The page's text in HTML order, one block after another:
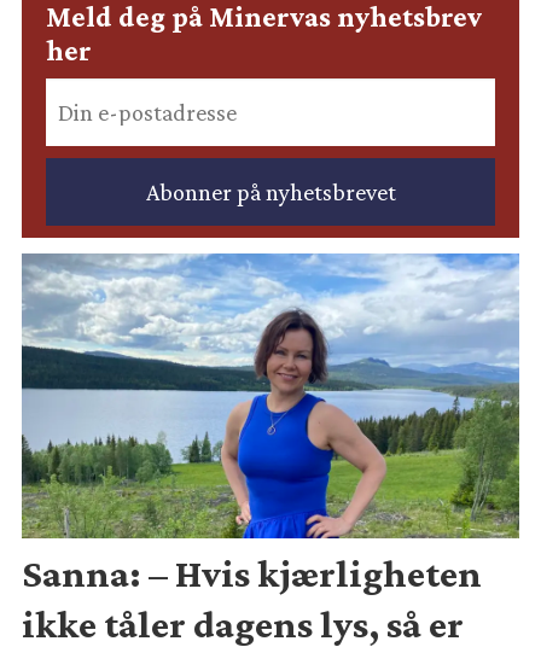
Meld deg på Minervas nyhetsbrev
her
Sanna: – Hvis kjærligheten
ikke tåler dagens lys, så er